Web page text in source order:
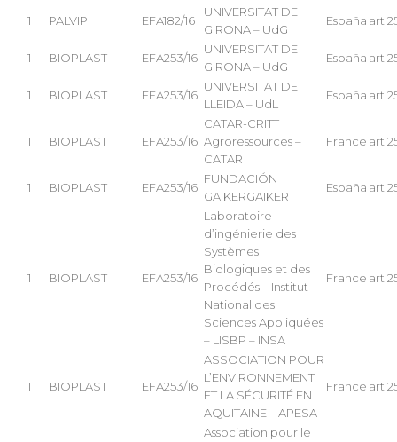
1 PALVIP EFA182/16
UNIVERSITAT DE
GIRONA – UdG
España art
1 BIOPLAST EFA253/16
UNIVERSITAT DE
GIRONA – UdG
España art
1 BIOPLAST EFA253/16
UNIVERSITAT DE
LLEIDA – UdL
España art
1 BIOPLAST EFA253/16
CATAR-CRITT
Agroressources –
CATAR
France art
1 BIOPLAST EFA253/16
FUNDACIÓN
GAIKERGAIKER
España art
1 BIOPLAST EFA253/16
Laboratoire
d’ingénierie des
Systèmes
Biologiques et des
Procédés – Institut
National des
Sciences Appliquées
– LISBP – INSA
France art
1 BIOPLAST EFA253/16
ASSOCIATION POUR
L’ENVIRONNEMENT
ET LA SÉCURITÉ EN
AQUITAINE – APESA
France art
Association pour le